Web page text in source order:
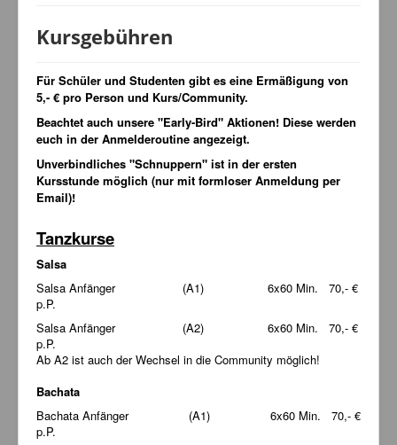
Tanzschule
Kursangebot
Events
Fuegolatino
Bilder
News
FAQ
Hansefit
Kursgebühren
Für Schüler und Studenten gibt es eine Ermäßigung von
5,- € pro Person und Kurs/Community.
Beachtet auch unsere "Early-Bird" Aktionen! Diese werden
euch in der Anmelderoutine angezeigt.
Unverbindliches "Schnuppern" ist in der ersten
Kursstunde möglich (nur mit formloser Anmeldung per
Email)!
Tanzkurse
Salsa
Salsa Anfänger (A1) 6x60 Min. 70,- €
p.P.
Salsa Anfänger (A2) 6x60 Min. 70,- €
p.P.
Ab A2 ist auch der Wechsel in die Community möglich!
Bachata
Bachata Anfänger (A1) 6x60 Min. 70,- €
p.P.